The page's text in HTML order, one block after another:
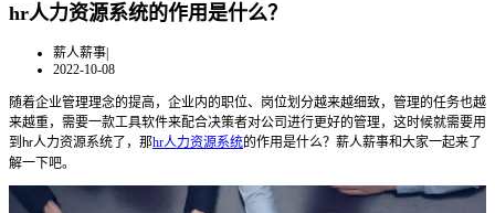
hr人力资源系统的作用是什么？
薪人薪事|
2022-10-08
随着企业管理理念的提高，企业内的职位、岗位划分越来越细致， 管理的任务也越
来越重，需要一款工具软件来配合决策者对公司进行更好的管理，这时候就需要用
到 hr人力资源系统了，那hr人力资源系统的作用是什么？薪人薪事和大家一起来了
解一下吧。